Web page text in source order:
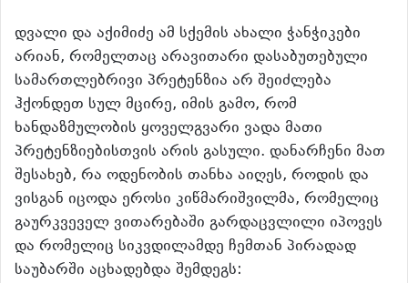
დვალი და აქიმიძე ამ სქემის ახალი ჭანჭიკები
არიან, რომელთაც არავითარი დასაბუთებული
სამართლებრივი პრეტენზია არ შეიძლება
ჰქონდეთ სულ მცირე, იმის გამო, რომ
ხანდაზმულობის ყოველგვარი ვადა მათი
პრეტენზიებისთვის არის გასული. დანარჩენი მათ
შესახებ, რა ოდენობის თანხა აიღეს, როდის და
ვისგან იცოდა ეროსი კიწმარიშვილმა, რომელიც
გაურკვეველ ვითარებაში გარდაცვლილი იპოვეს
და რომელიც სიკვდილამდე ჩემთან პირადად
საუბარში აცხადებდა შემდეგს: